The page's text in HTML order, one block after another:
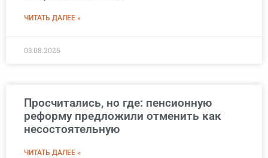
ЧИТАТЬ ДАЛЕЕ »
03.08.2026
Просчитались, но где: пенсионную
реформу предложили отменить как
несостоятельную
ЧИТАТЬ ДАЛЕЕ »